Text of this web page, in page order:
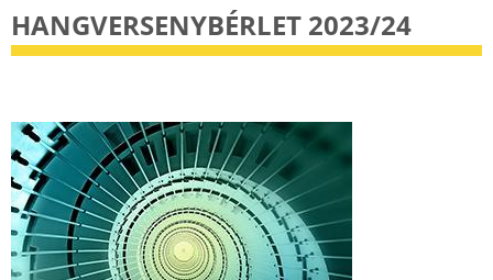
HANGVERSENYBÉRLET 2023/24